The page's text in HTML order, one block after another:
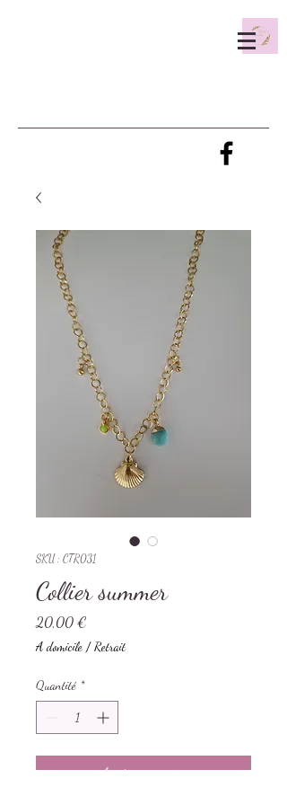
SKU : CTR031
Collier summer
20,00 €
A domicile / Retrait
Quantité *
Ajouter au panier